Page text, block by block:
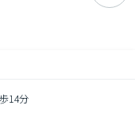
14分